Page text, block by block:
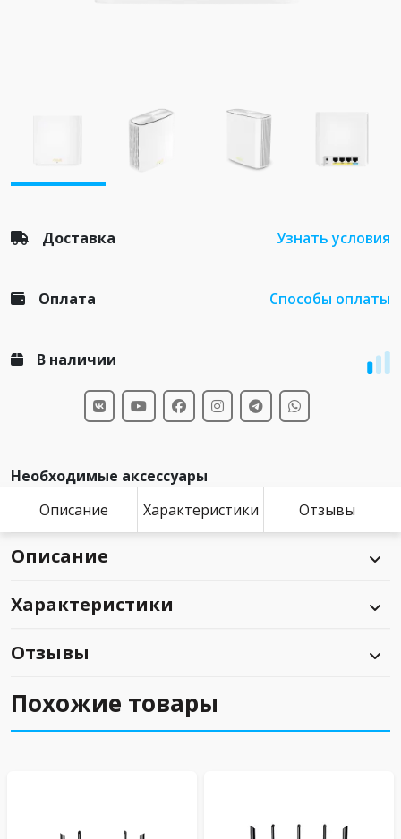
Доставка Узнать условия
Оплата Способы оплаты
В наличии
Необходимые аксессуары
Описание
Характеристики Отзывы
Описание
Характеристики
Отзывы
Похожие товары